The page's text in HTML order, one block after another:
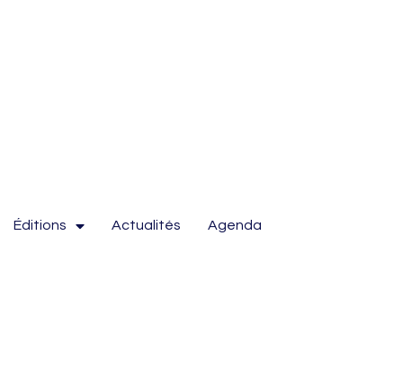
Éditions Actualités Agenda